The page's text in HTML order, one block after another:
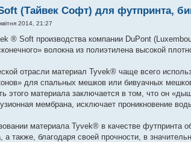
(Тайвек Софт) для футпринта,
2014, 21:27
® Soft производства компании DuPont
волокна из полиэтилена высокой
отрасли материал Tyvek® чаще всего
для спальных мешков или бивуачных
этого материала заключается в том, что он
мембрана, исключает проникновение
материала Tyvek® в качестве футпринта
а также, благодаря своей прочности, в